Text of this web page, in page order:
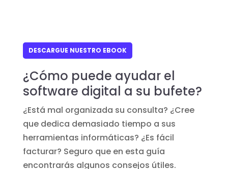
DESCARGUE NUESTRO EBOOK
¿Cómo puede ayudar el
software digital a su bufete?
¿Está mal organizada su consulta? ¿Cree
que dedica demasiado tiempo a sus
herramientas informáticas? ¿Es fácil
facturar? Seguro que en esta guía
encontrarás algunos consejos útiles.